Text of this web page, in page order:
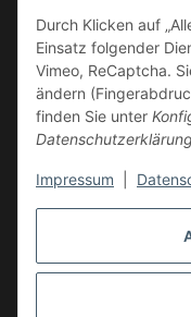
Durch Klicken auf
Einsatz folgender
Vimeo, ReCaptcha.
ändern
finden Sie unter
Datenschutzerklärung
Impressum
Tel.: +49 (0)33731-289